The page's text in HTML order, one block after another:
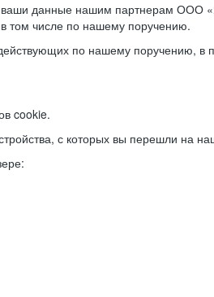
ваши данные нашим партнерам
том числе по нашему поручению.
по нашему поручению, в
cookie.
с которых вы перешли на